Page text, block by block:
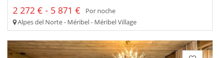
2 272 € - 5 871 €
Por noche
Alpes del Norte - Méribel - Méribel Village